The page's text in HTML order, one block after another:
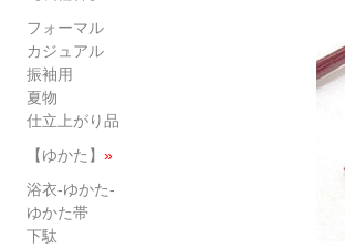
フォーマル
カジュアル
振袖用
夏物
仕立上がり品
【ゆかた】 »
浴衣-ゆかた-
ゆかた帯
下駄